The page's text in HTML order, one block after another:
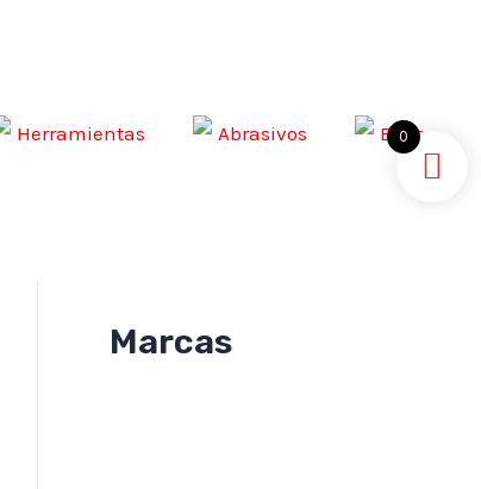
Herramientas Abrasivos EPPs
Marcas
0